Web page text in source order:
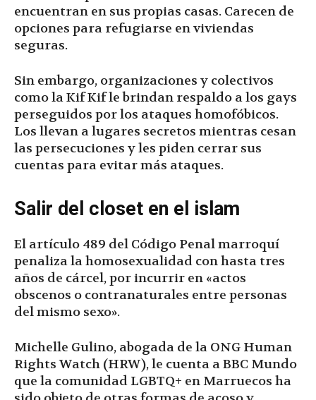
encuentran en sus propias casas. Carecen de
opciones para refugiarse en viviendas
seguras.
Sin embargo, organizaciones y colectivos
como la Kif Kif le brindan respaldo a los gays
perseguidos por los ataques homofóbicos.
Los llevan a lugares secretos mientras cesan
las persecuciones y les piden cerrar sus
cuentas para evitar más ataques.
Salir del closet en el islam
El artículo 489 del Código Penal marroquí
penaliza la homosexualidad con hasta tres
años de cárcel, por incurrir en «actos
obscenos o contranaturales entre personas
del mismo sexo».
Michelle Gulino, abogada de la ONG Human
Rights Watch (HRW), le cuenta a BBC Mundo
que la comunidad LGBTQ+ en Marruecos ha